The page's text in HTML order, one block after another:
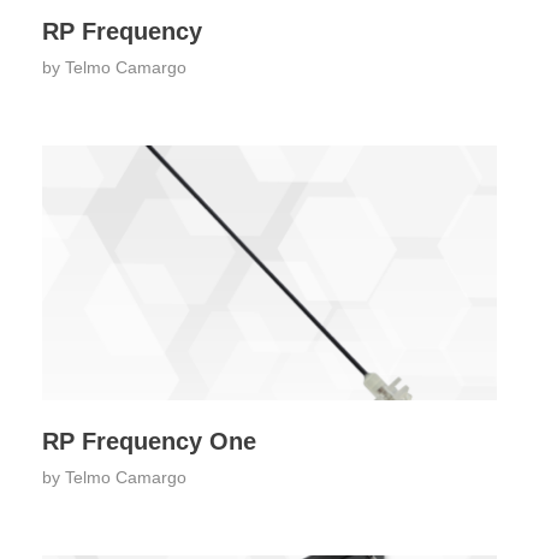
RP Frequency
by Telmo Camargo
RP Frequency One
by Telmo Camargo